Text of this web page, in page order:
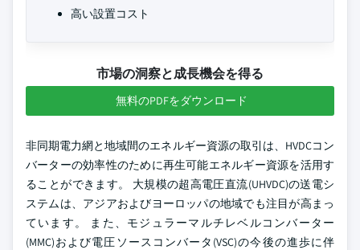
高い設置コスト
市場の洞察と成長機会を得る
無料のPDFをダウンロード
非同期電力網と地域間のエネルギー資源の取引は、HVDCコン
バーターの効率性のために再生可能エネルギー資源を活用す
ることができます。 大規模の超高電圧直流(UHVDC)の送電シ
ステムは、アジアおよびヨーロッパの地域でも注目が高まっ
ています。 また、モジュラーマルチレベルコンバーター
(MMC)および電圧ソースコンバータ(VSC)の今後の進歩に伴